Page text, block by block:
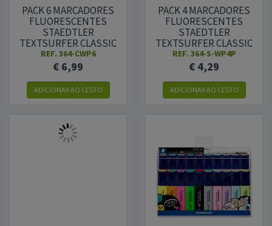
PACK 6 MARCADORES
FLUORESCENTES
STAEDTLER
TEXTSURFER CLASSIC
364 PASTEL - CORES
PASTEL SORTIDAS
REF. 364-CWP6
€ 6,99
ADICIONAR AO CESTO
PACK 4 MARCADORES
FLUORESCENTES
STAEDTLER
TEXTSURFER CLASSIC
364 - CORES SORTIDAS
REF. 364-S-WP4P
€ 4,29
ADICIONAR AO CESTO